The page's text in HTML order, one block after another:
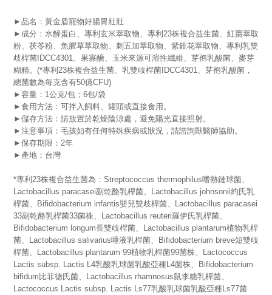
►品名：黃金盾寵物好腸胃壯壯
►成分：水解蛋白、專利玄米萃取物、專利23株複合益生菌、紅棗萃取
粉、茯苓粉、魚腥草萃取物、刺五加萃取物、紫錐花萃取物、專利乳雙
歧桿菌IDCC4301、果寡醣、玉米來源可溶性纖維、芽孢乳酸菌、麥芽
糊精。(*專利23株複合益生菌、乳雙歧桿菌IDCC4301、芽孢乳酸菌，
總菌數為每克含有50億CFU)
►容量：1公克/包；6包/袋
►食用方法：可拌入飼料、罐頭或直接食用。
►儲存方法：請放置於乾燥陰涼處，避免陽光直接照射。
►注意事項：毛孩如有任何特殊疾病或狀況，請諮詢獸醫師協助。
►保存期限：2年
►產地：台灣
*專利23株複合益生菌為： Streptococcus thermophilus嗜熱鏈球菌、
Lactobacillus paracasei副乾酪乳桿菌、Lactobacillus johnsonii約氏乳
桿菌、Bifidobacterium infantis嬰兒雙歧桿菌、Lactobacillus paracasei
33副乾酪乳桿菌33菌株、Lactobacillus reuteri羅伊氏乳桿菌、
Bifidobacterium longum長雙歧桿菌、Lactobacillus plantarum植物乳桿
菌、Lactobacillus salivarius唾液乳桿菌、Bifidobacterium breve短雙歧
桿菌、Lactobacillus plantarum 99植物乳桿菌99菌株、Lactococcus
Lactis subsp. Lactis L4乳酸乳球菌乳酸亞種L4菌株、Bifidobacterium
bifidum比菲德氏菌、Lactobacillus rhamnosus鼠李糖乳桿菌、
Lactococcus Lactis subsp. Lactis Ls77乳酸乳球菌乳酸亞種Ls77菌